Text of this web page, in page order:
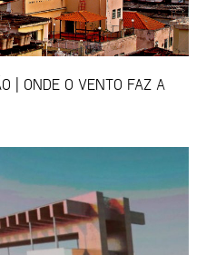
| ONDE O VENTO FAZ A